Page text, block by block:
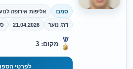
סמבו אליפות אירופה
דרג נוער 21.04.2026
מקום: 3
לפרטי